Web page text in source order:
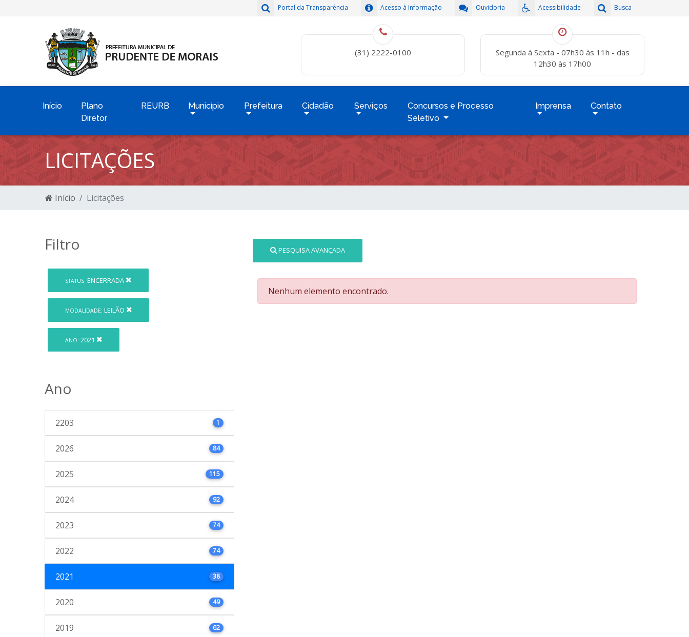
Busca
Acessibilidade
Ouvidoria
Acesso à Informação
Portal da Transparência
(31) 2222-0100
Segunda à Sexta - 07h30 às 11h - das
12h30 às 17h00
Início
Plano
Diretor
REURB Município Prefeitura Cidadão Serviços
Concursos e Processo
Seletivo
Imprensa Contato
LICITAÇÕES
Início Licitações
Filtro
STATUS: ENCERRADA
MODALIDADE: LEILÃO
ANO: 2021
Ano
2203 1
2026 84
2025 115
2024 92
2023 74
2022 74
2021 38
2020 49
2019 62
PESQUISA AVANÇADA
Nenhum elemento encontrado.